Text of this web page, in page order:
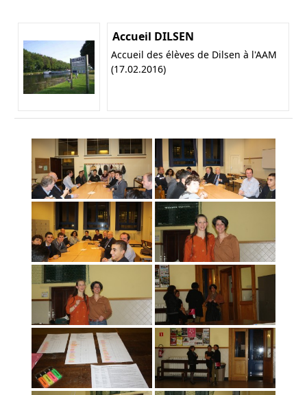
Accueil DILSEN
Accueil des élèves de Dilsen à l'AAM
(17.02.2016)